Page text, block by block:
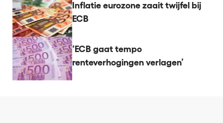
Inflatie eurozone zaait twijfel bij
ECB
‘ECB gaat tempo
renteverhogingen verlagen’